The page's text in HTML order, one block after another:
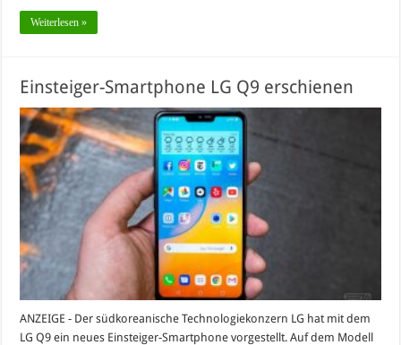
Weiterlesen »
Einsteiger-Smartphone LG Q9 erschienen
ANZEIGE - Der südkoreanische Technologiekonzern LG hat mit dem
LG Q9 ein neues Einsteiger-Smartphone vorgestellt. Auf dem Modell